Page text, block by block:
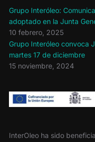
Grupo Interóleo:
adoptado en la Junta
10 febrero, 2025
Grupo Interóleo convoca
martes 17 de diciembre
15 noviembre, 2024
InterOleo ha sido